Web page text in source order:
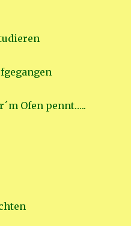
Ofen pennt…..